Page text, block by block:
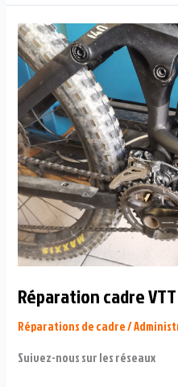
Réparation cadre
Réparations de cadre/
Suivez-nous sur les réseaux